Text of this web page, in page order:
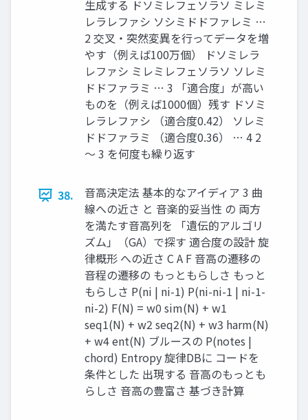
生成する ドソミレフェソラソ ミレミ
レラレファシ ソシミドドファレミ …
2 交叉・突然変異を行ってデータを増
やす（例えば100万個） ドソミレラ
レファシ ミレミレフェソラソ ソレミ
ドドファラミ … 3 「適合度」が高い
ものを（例えば1000個）残す ドソミ
レラレファシ （適合度0.42） ソレミ
ドドファラミ （適合度0.36） … 4 2
〜 3 を何度も繰り返す
38.
音高決定法 基本的なアイディア 3 曲
線への近さ と 音楽的妥当性 の 両方
を満たす音高列を 「遺伝的アルゴリ
ズム」（GA）で探す 適合度の設計 旋
律概形 への近さ C A F 音高の遷移の
音程の遷移の もっともらしさ もっと
もらしさ P(ni | ni-1) P(ni-ni-1 | ni-1-
ni-2) F(N) = w0 sim(N) + w1
seq1(N) + w2 seq2(N) + w3 harm(N)
+ w4 ent(N) ブルースの P(notes |
chord) Entropy 旋律DBに コードを
条件とした 出現する 音高のもっとも
らしさ 音高の豊富さ 基づき計算